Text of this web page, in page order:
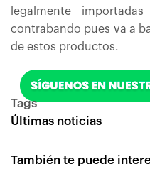
legalmente
contrabando pues va a
de estos productos.
Tags
Últimas noticias
También te puede